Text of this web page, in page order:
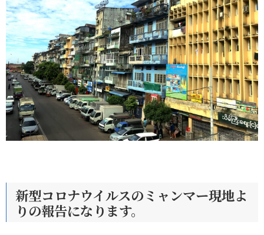
新型コロナウイルスのミャンマー現地よ
りの報告になります。